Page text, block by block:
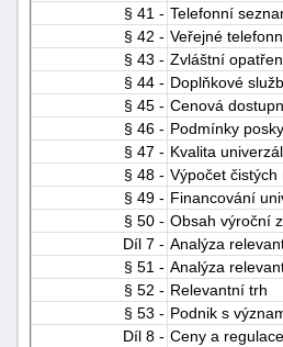
§ 41 - Telefonní
§ 42 - Veřejné
§ 43 - Zvláštní
§ 44 - Doplňkové
§ 45 - Cenová
§ 46 - Podmínky
§ 47 - Kvalita
§ 48 - Výpočet
§ 49 - Financování
§ 50 - Obsah výroční
Díl 7 - Analýza
§ 51 - Analýza
§ 52 - Relevantní trh
§ 53 - Podnik s
Díl 8 - Ceny a